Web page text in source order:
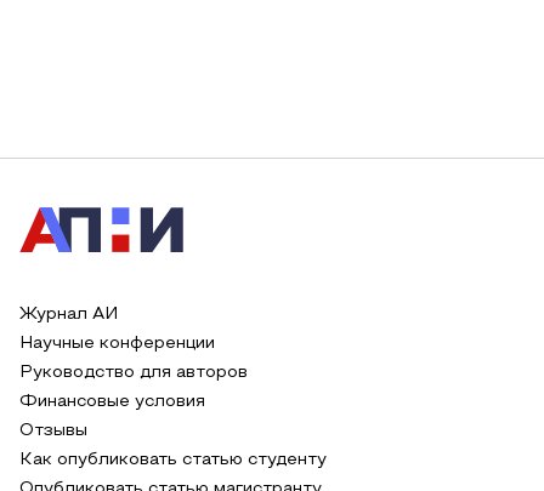
Журнал АИ
Научные конференции
Руководство для авторов
Финансовые условия
Отзывы
Как опубликовать статью студенту